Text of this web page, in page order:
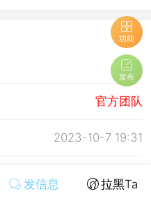
发信息 拉黑Ta
官方团队
2023-10-7 19:31
功能
发布